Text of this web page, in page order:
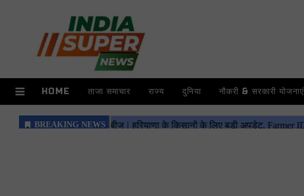
HOME ताजा समाचार राज्य दुनिया नौकरी & सरकारी योजनाएं